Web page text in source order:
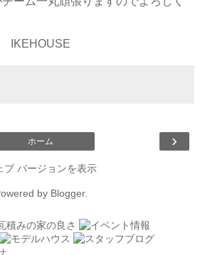
IKEHOUSE
›
ホーム
ブ バージョンを表示
by Blogger.